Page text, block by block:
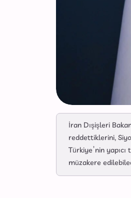
İran Dışişleri
reddettiklerini,
Türkiye’nin
müzakere